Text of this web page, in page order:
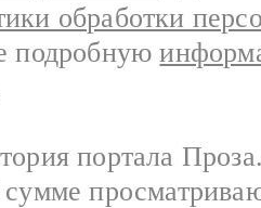
обработки
подробную
портала